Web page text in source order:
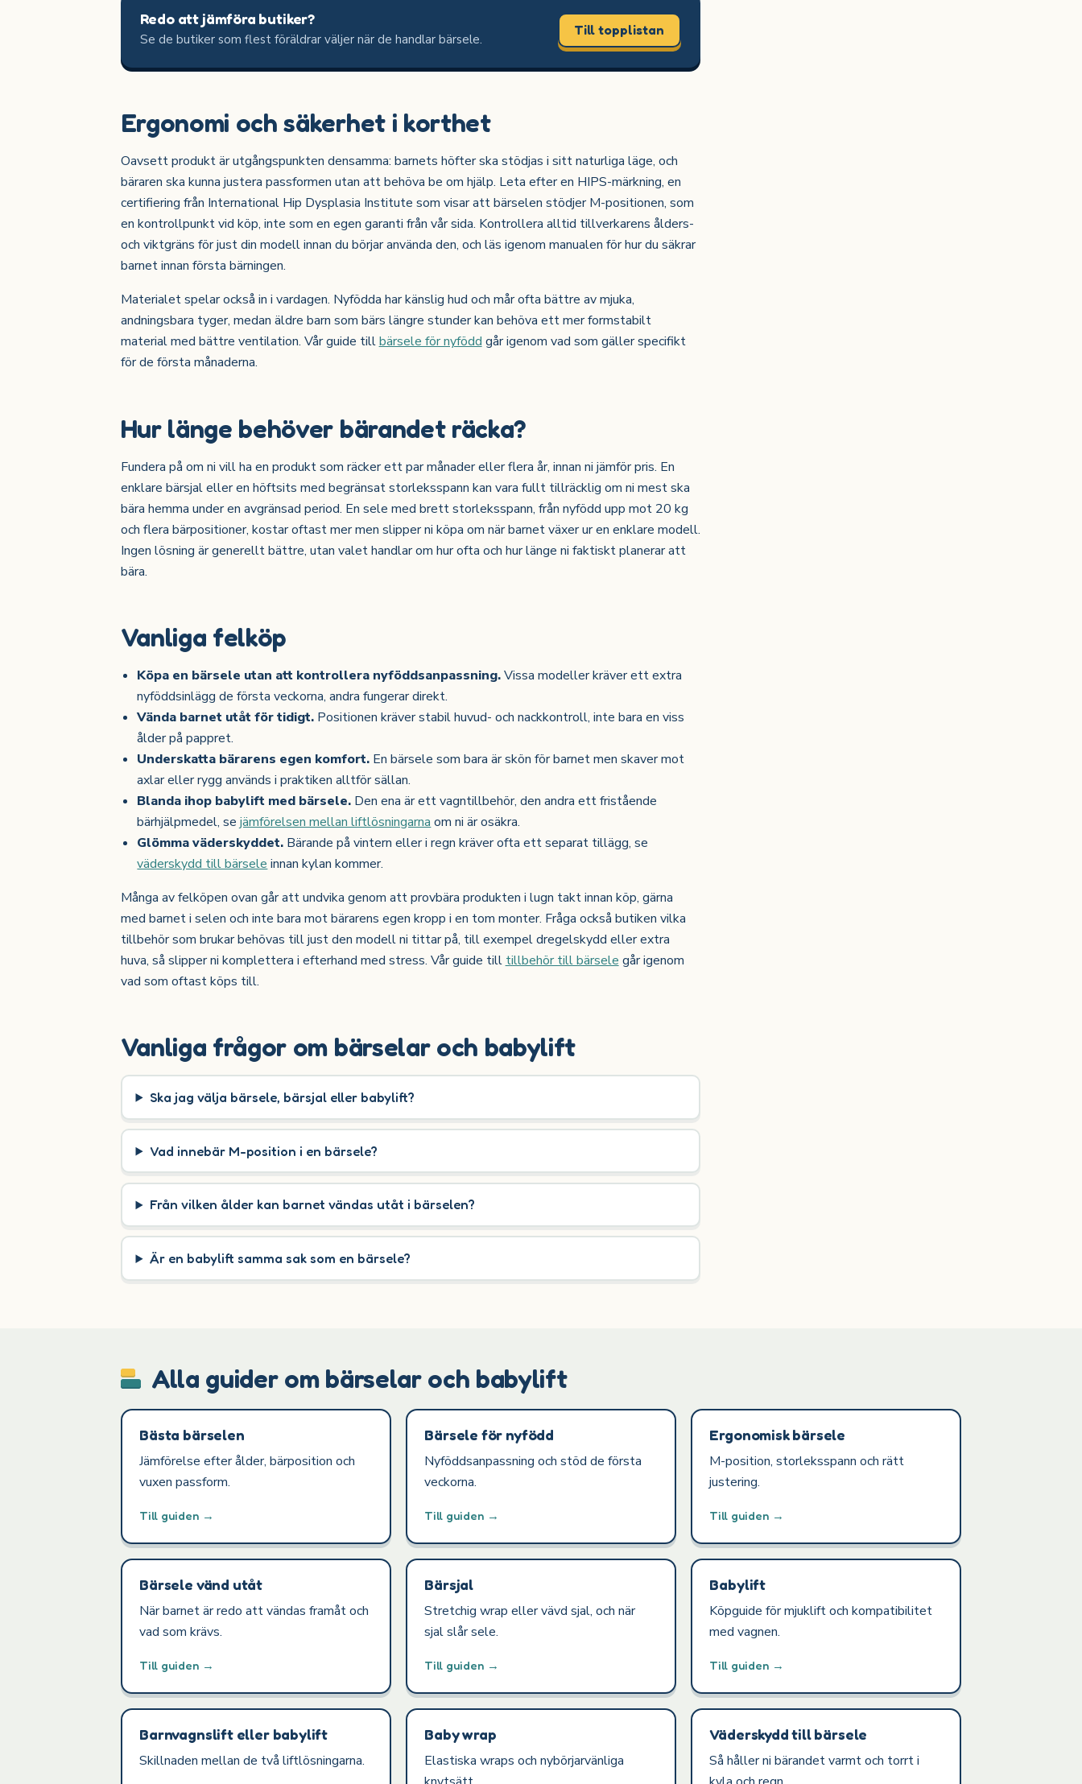
Redo att jämföra butiker?
Se de butiker som flest föräldrar väljer när de handlar bärsele.
Till topplistan
Ergonomi och säkerhet i korthet
Oavsett produkt är utgångspunkten densamma: barnets höfter ska stödjas i sitt naturliga läge, och
bäraren ska kunna justera passformen utan att behöva be om hjälp. Leta efter en HIPS-märkning, en
certifiering från International Hip Dysplasia Institute som visar att bärselen stödjer M-positionen, som
en kontrollpunkt vid köp, inte som en egen garanti från vår sida. Kontrollera alltid tillverkarens ålders-
och viktgräns för just din modell innan du börjar använda den, och läs igenom manualen för hur du säkrar
barnet innan första bärningen.
Materialet spelar också in i vardagen. Nyfödda har känslig hud och mår ofta bättre av mjuka,
andningsbara tyger, medan äldre barn som bärs längre stunder kan behöva ett mer formstabilt
material med bättre ventilation. Vår guide tillbärsele för nyföddgår igenom vad som gäller specifikt
för de första månaderna.
Hur länge behöver bärandet räcka?
Fundera på om ni vill ha en produkt som räcker ett par månader eller flera år, innan ni jämför pris. En
enklare bärsjal eller en höftsits med begränsat storleksspann kan vara fullt tillräcklig om ni mest ska
bära hemma under en avgränsad period. En sele med brett storleksspann, från nyfödd upp mot 20 kg
och flera bärpositioner, kostar oftast mer men slipper ni köpa om när barnet växer ur en enklare modell.
Ingen lösning är generellt bättre, utan valet handlar om hur ofta och hur länge ni faktiskt planerar att
bära.
Vanliga felköp
Köpa en bärsele utan att kontrollera nyföddsanpassning.Vissa modeller kräver ett extra
nyföddsinlägg de första veckorna, andra fungerar direkt.
Vända barnet utåt för tidigt. Positionen kräver stabil huvud- och nackkontroll, inte bara en viss
ålder på pappret.
Underskatta bärarens egen komfort. En bärsele som bara är skön för barnet men skaver mot
axlar eller rygg används i praktiken alltför sällan.
Blanda ihop babylift med bärsele. Den ena är ett vagntillbehör, den andra ett fristående
bärhjälpmedel, sejämförelsen mellan liftlösningarna om ni är osäkra.
Glömma väderskyddet. Bärande på vintern eller i regn kräver ofta ett separat tillägg, se
väderskydd till bärsele innan kylan kommer.
Många av felköpen ovan går att undvika genom att provbära produkten i lugn takt innan köp, gärna
med barnet i selen och inte bara mot bärarens egen kropp i en tom monter. Fråga också butiken vilka
tillbehör som brukar behövas till just den modell ni tittar på, till exempel dregelskydd eller extra
huva, så slipper ni komplettera i efterhand med stress. Vår guide till tillbehör till bärsele går igenom
vad som oftast köps till.
Vanliga frågor om bärselar och babylift
Ska jag välja bärsele, bärsjal eller babylift?
Vad innebär M-position i en bärsele?
Från vilken ålder kan barnet vändas utåt i bärselen?
Är en babylift samma sak som en bärsele?
Alla guider om bärselar och babylift
Bästa bärselen
Jämförelse efter ålder, bärposition och
vuxen passform.
Till guiden →
Bärsele för nyfödd
Nyföddsanpassning och stöd de första
veckorna.
Till guiden →
Ergonomisk bärsele
M-position, storleksspann och rätt
justering.
Till guiden →
Bärsele vänd utåt
När barnet är redo att vändas framåt och
vad som krävs.
Till guiden →
Bärsjal
Stretchig wrap eller vävd sjal, och när
sjal slår sele.
Till guiden →
Babylift
Köpguide för mjuklift och kompatibilitet
med vagnen.
Till guiden →
Barnvagnslift eller babylift
Skillnaden mellan de två liftlösningarna.
Baby wrap
Elastiska wraps och nybörjarvänliga
Väderskydd till bärsele
Så håller ni bärandet varmt och torrt i